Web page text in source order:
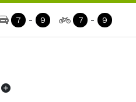
7 - 9 7 - 9